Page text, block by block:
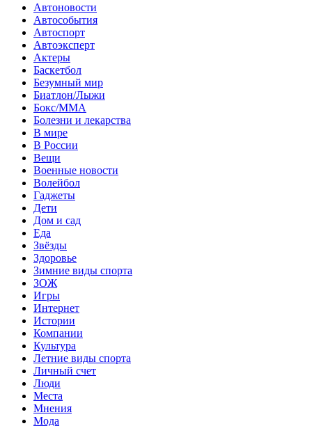
Автоновости
Автособытия
Автоспорт
Автоэксперт
Актеры
Баскетбол
Безумный мир
Биатлон/Лыжи
Бокс/MMA
Болезни и лекарства
В мире
В России
Вещи
Военные новости
Волейбол
Гаджеты
Дети
Дом и сад
Еда
Звёзды
Здоровье
Зимние виды спорта
ЗОЖ
Игры
Интернет
Истории
Компании
Культура
Летние виды спорта
Личный счет
Люди
Места
Мнения
Мода